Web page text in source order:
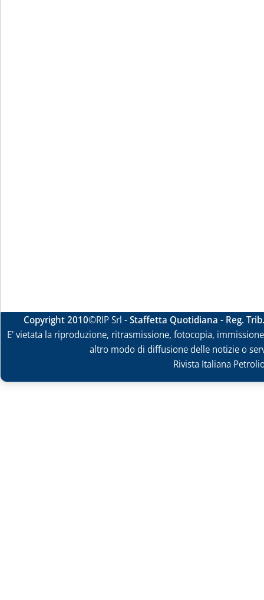
Copyright 2010©RIP Srl -Staffetta Quotidiana - Reg.
E' vietata la riproduzione, ritrasmissione, fotocopia,
altro modo di diffusione delle notizie o
Rivista Italiana